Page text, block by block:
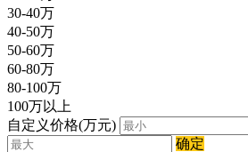
30-40万
40-50万
50-60万
60-80万
80-100万
100万以上
自定义价格(万元)
确定